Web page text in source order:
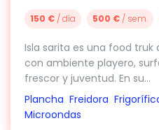
150 € / día 500 € / sem.
Isla sarita es una food
con ambiente playero,
frescor y juventud. En su...
Plancha Freidora
Microondas